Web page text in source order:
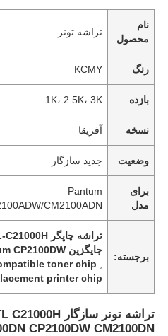
نام
محصول
تراشه تونر
رنگ KCMY
بازده 1K، 2.5K، 3K
نسخه آفریقا
وضعیت جدید سازگار
برای
مدل
Pantum
CM2100ADN
برجسته:
جایگزین Pantum CP2100DW
toner chip
printer chip
CP2100DW CM2100DN